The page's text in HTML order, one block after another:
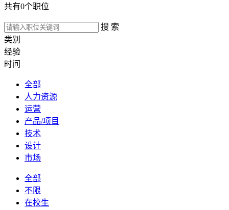
共有0个职位
搜 索
类别
经验
时间
全部
人力资源
运营
产品/项目
技术
设计
市场
全部
不限
在校生